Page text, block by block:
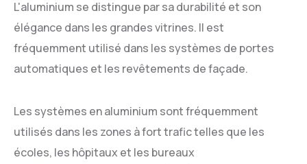
L'aluminium se distingue par sa durabilité et son
élégance dans les grandes vitrines. Il est
fréquemment utilisé dans les systèmes de portes
automatiques et les revêtements de façade.
Les systèmes en aluminium sont fréquemment
utilisés dans les zones à fort trafic telles que les
écoles, les hôpitaux et les bureaux